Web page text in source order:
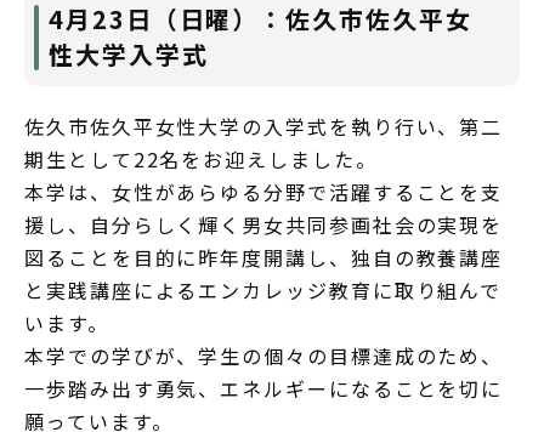
4月23日（日曜）：佐久市佐久平女
性大学入学式
佐久市佐久平女性大学の入学式を執り行い、第二
期生として22名をお迎えしました。
本学は、女性があらゆる分野で活躍することを支
援し、自分らしく輝く男女共同参画社会の実現を
図ることを目的に昨年度開講し、独自の教養講座
と実践講座によるエンカレッジ教育に取り組んで
います。
本学での学びが、学生の個々の目標達成のため、
一歩踏み出す勇気、エネルギーになることを切に
願っています。